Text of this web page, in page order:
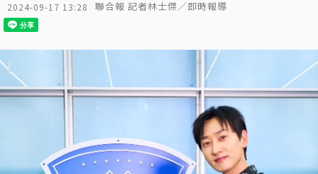
2024-09-17 13:28 聯合報 記者林士傑／即時報導